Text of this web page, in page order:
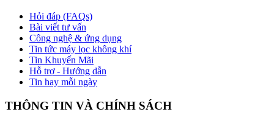
Hỏi đáp (FAQs)
Bài viết tư vấn
Công nghệ & ứng dụng
Tin tức máy lọc không khí
Tin Khuyến Mãi
Hỗ trợ - Hướng dẫn
Tin hay mỗi ngày
THÔNG TIN VÀ CHÍNH SÁCH